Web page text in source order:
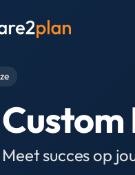
Custom
Meet succes op